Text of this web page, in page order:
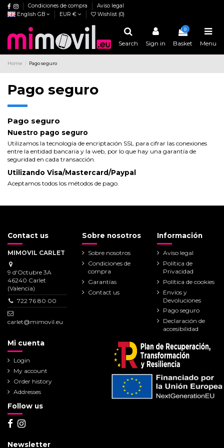
Condiciones de compra
Aviso legal
English GB
EUR € Wishlist (0)
Search Sign in
0
Basket Menu
Home Pago seguro
Pago seguro
Pago seguro
Nuestro pago seguro
Utilizamos la tecnología de encriptación SSL para cifrar las conexiones
entre la entidad bancaria y la web, por lo que hay una garantía de
seguridad en cada transacción.
Utilizando Visa/Mastercard/Paypal
Aceptamos todos los métodos de pago.
Contact us
MIMOVIL CARLET
9 d'Octubre 3A
46240 Carlet
(Valencia)
722 76 80 00
carlet@mimovil.eu
Sobre nosotros
Sobre nosotros
Condiciones de
compra
Garantías
Contact us
Información
Aviso legal
Política de
Privacidad
Política de cookies
Envíos y
Devoluciones
Pago seguro
Declaración de
accesibilidad
Mi cuenta
Login
My account
Order history
Addresses
Follow us
Newsletter